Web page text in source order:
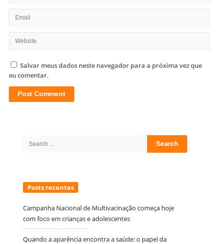
Salvar meus dados neste navegador para a próxima vez que
eu comentar.
Search
Posts recentes
Campanha Nacional de Multivacinação começa hoje
com foco em crianças e adolescentes
Quando a aparência encontra a saúde: o papel da